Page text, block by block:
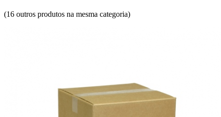
(16 outros produtos na mesma categoria)